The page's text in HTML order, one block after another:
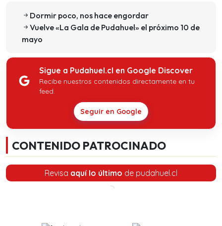
Dormir poco, nos hace engordar
Vuelve «La Gala de Pudahuel» el próximo 10 de
mayo
Sigue a Pudahuel.cl en Google Discover
Recibe nuestros contenidos directamente en tu
feed.
Seguir en Google
CONTENIDO PATROCINADO
Revisa aquí lo último de pudahuel.cl